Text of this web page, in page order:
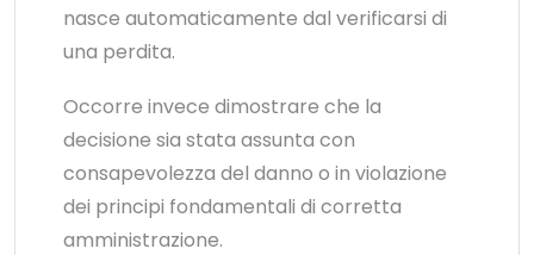
nasce automaticamente dal verificarsi di
una perdita.
Occorre invece dimostrare che la
decisione sia stata assunta con
consapevolezza del danno o in violazione
dei principi fondamentali di corretta
amministrazione.